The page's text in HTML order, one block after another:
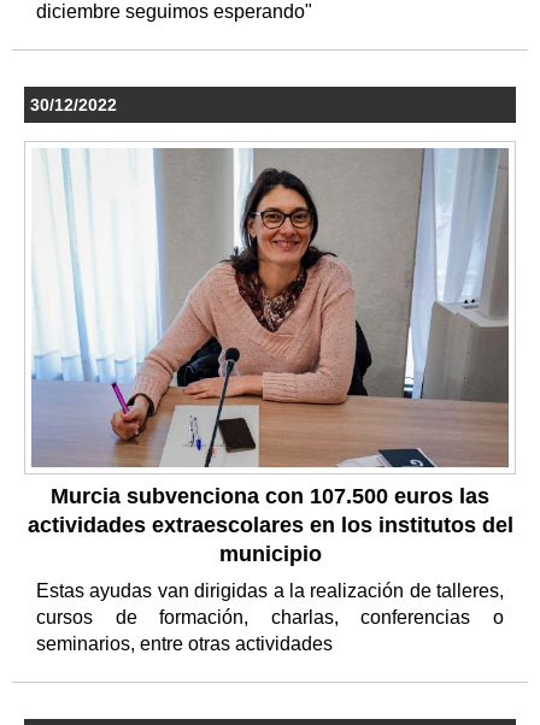
diciembre seguimos esperando"
30/12/2022
Murcia subvenciona con 107.500 euros las
actividades extraescolares en los institutos del
municipio
Estas ayudas van dirigidas a la realización de talleres,
cursos de formación, charlas, conferencias o
seminarios, entre otras actividades